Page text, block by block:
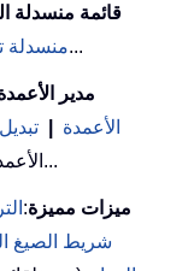
قائمة منسدلة
منسدلة...
مدير
الأعمدة
...
ميزات مميزة:
شريط الصيغ